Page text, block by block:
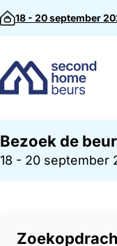
Direct naar
18 - 20 september
Bezoek de
18 - 20 september